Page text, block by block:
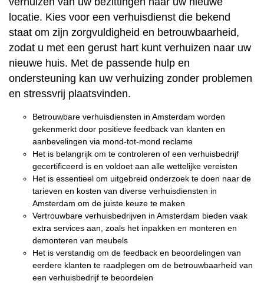
locatie. Kies voor een verhuisdienst die bekend
staat om zijn zorgvuldigheid en betrouwbaarheid,
zodat u met een gerust hart kunt verhuizen naar uw
nieuwe huis. Met de passende hulp en
ondersteuning kan uw verhuizing zonder problemen
en stressvrij plaatsvinden.
Betrouwbare verhuisdiensten in Amsterdam worden
gekenmerkt door positieve feedback van klanten en
aanbevelingen via mond-tot-mond reclame
Het is belangrijk om te controleren of een verhuisbedrijf
gecertificeerd is en voldoet aan alle wettelijke vereisten
Het is essentieel om uitgebreid onderzoek te doen naar de
tarieven en kosten van diverse verhuisdiensten in
Amsterdam om de juiste keuze te maken
Vertrouwbare verhuisbedrijven in Amsterdam bieden vaak
extra services aan, zoals het inpakken en monteren en
demonteren van meubels
Het is verstandig om de feedback en beoordelingen van
eerdere klanten te raadplegen om de betrouwbaarheid van
een verhuisbedrijf te beoordelen